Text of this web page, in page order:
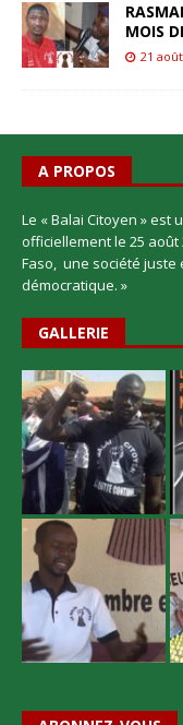
MOIS
21
A PROPOS
Le « Balai Citoyen » est
officiellement le 25
Faso, une société juste
démocratique. »
GALLERIE